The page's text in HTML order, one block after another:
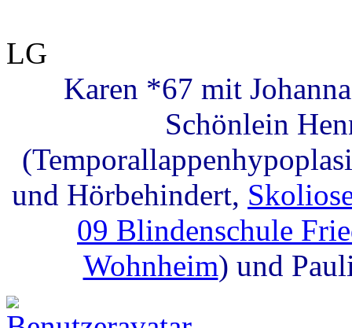
LG
Karen *67 mit
Schönlein
und Hörbehindert,
09 Blindenschule
Wohnheim) und